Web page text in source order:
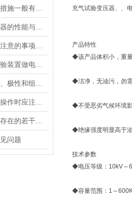
问题
充气试验变压器、、
产品特性
◆该产品体积小，重
◆洁净，无油污，勿
◆不受恶劣气候环境
◆绝缘强度明显高于
技术参数
◆电压等级：10kV～
◆容量范围：1～